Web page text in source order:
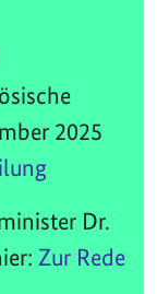
2025
Dr.
Zur Rede